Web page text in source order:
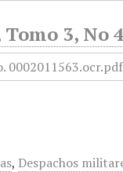
3, No
, Despachos